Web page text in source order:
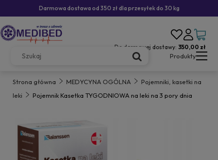
Darmowa dostawa od 350 zł dla przesyłek do 30 kg
Do darmowej dostawy: 350,00 zł
Produkty
Strona główna MEDYCYNA OGÓLNA
Pojemniki, kasetki na
leki
Pojemnik Kasetka TYGODNIOWA na leki na 3 pory dnia